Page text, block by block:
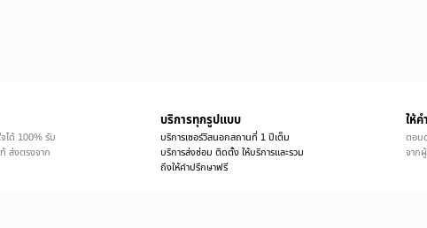
ด้ 100% รับ
ส่งตรงจาก
บริการทุกรูปแบบ
บริการเซอร์วิสนอกสถานที่ 1 ปีเต็ม
บริการส่งซ่อม ติดตั้ง ให้บริการและรวม
ถึงให้คำปรึกษาฟรี
ให้
ตอบ
จาก